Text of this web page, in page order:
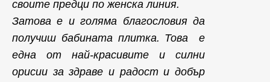
своите предци по женска линия.
Затова е и голяма благословия да
получиш бабината плитка. Това е
една от най-красивите и силни
орисии за здраве и радост и добър